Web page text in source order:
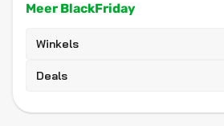
Meer BlackFriday
Winkels
Deals